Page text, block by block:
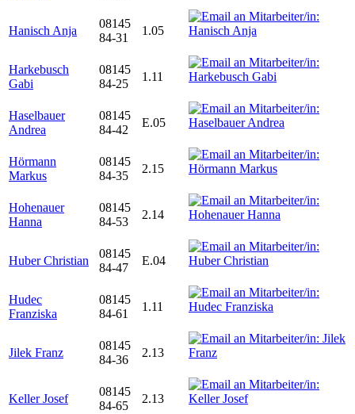
Hanisch Anja
08145
84-31
1.05
Harkebusch
Gabi
08145
84-25
1.11
Haselbauer
Andrea
08145
84-42
E.05
Hörmann
Markus
08145
84-35
2.15
Hohenauer
Hanna
08145
84-53
2.14
Huber Christian
08145
84-47
E.04
Hudec
Franziska
08145
84-61
1.11
Jilek Franz
08145
84-36
2.13
Keller Josef
08145
84-65
2.13